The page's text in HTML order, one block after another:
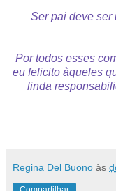
Ser pai deve ser
Por todos esses
eu felicito àqueles
linda
Regina Del Buono às